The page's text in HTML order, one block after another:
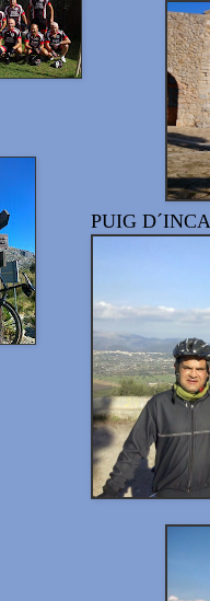
PUIG D´INCA